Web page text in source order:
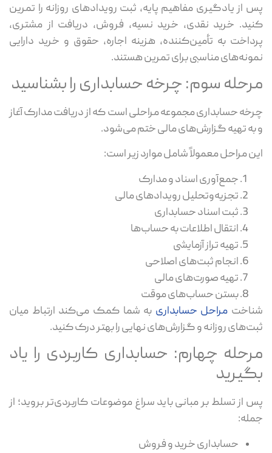
پس از یادگیری مفاهیم پایه، ثبت رویدادهای روزانه را تمرین
کنید. خرید نقدی، خرید نسیه، فروش، دریافت از مشتری،
پرداخت به تأمین‌کننده، هزینه اجاره، حقوق و خرید دارایی
نمونه‌های مناسبی برای تمرین هستند.
مرحله سوم: چرخه حسابداری را بشناسید
چرخه حسابداری مجموعه مراحلی است که از دریافت مدارک آغاز
و به تهیه گزارش‌های مالی ختم می‌شود.
این مراحل معمولاً شامل موارد زیر است:
جمع‌آوری اسناد و مدارک
تجزیه‌وتحلیل رویدادهای مالی
ثبت اسناد حسابداری
انتقال اطلاعات به حساب‌ها
تهیه تراز آزمایشی
انجام ثبت‌های اصلاحی
تهیه صورت‌های مالی
بستن حساب‌های موقت
شناخت مراحل حسابداری به شما کمک می‌کند ارتباط میان
ثبت‌های روزانه و گزارش‌های نهایی را بهتر درک کنید.
مرحله چهارم: حسابداری کاربردی را یاد
بگیرید
پس از تسلط بر مبانی باید سراغ موضوعات کاربردی‌تر بروید؛ از
جمله:
حسابداری خرید و فروش